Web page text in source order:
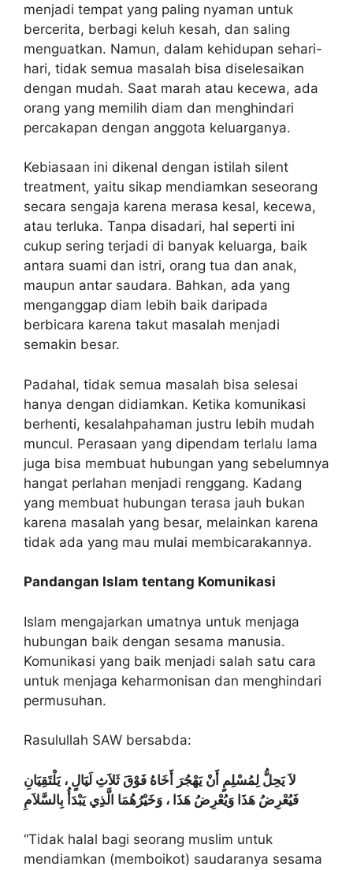
menjadi tempat yang paling nyaman untuk
bercerita, berbagi keluh kesah, dan saling
menguatkan. Namun, dalam kehidupan sehari-
hari, tidak semua masalah bisa diselesaikan
dengan mudah. Saat marah atau kecewa, ada
orang yang memilih diam dan menghindari
percakapan dengan anggota keluarganya.
Kebiasaan ini dikenal dengan istilah silent
treatment, yaitu sikap mendiamkan seseorang
secara sengaja karena merasa kesal, kecewa,
atau terluka. Tanpa disadari, hal seperti ini
cukup sering terjadi di banyak keluarga, baik
antara suami dan istri, orang tua dan anak,
maupun antar saudara. Bahkan, ada yang
menganggap diam lebih baik daripada
berbicara karena takut masalah menjadi
semakin besar.
Padahal, tidak semua masalah bisa selesai
hanya dengan didiamkan. Ketika komunikasi
berhenti, kesalahpahaman justru lebih mudah
muncul. Perasaan yang dipendam terlalu lama
juga bisa membuat hubungan yang sebelumnya
hangat perlahan menjadi renggang. Kadang
yang membuat hubungan terasa jauh bukan
karena masalah yang besar, melainkan karena
tidak ada yang mau mulai membicarakannya.
Pandangan Islam tentang Komunikasi
Islam mengajarkan umatnya untuk menjaga
hubungan baik dengan sesama manusia.
Komunikasi yang baik menjadi salah satu cara
untuk menjaga keharmonisan dan menghindari
permusuhan.
Rasulullah SAW bersabda:
لاَ يَحِلُّ لِمُسْلِمٍ أَنْ يَهْجُرَ أَخَاهُ فَوْقَ ثَلاَثِ لَيَالٍ ، يَلْتَقِيَانِ
فَيُعْرِضُ هَذَا وَيُعْرِضُ هَذَا ، وَخَيْرُهُمَا الَّذِي يَبْدَأُ بِالسَّلاَمِ
“Tidak halal bagi seorang muslim untuk
mendiamkan (memboikot) saudaranya sesama